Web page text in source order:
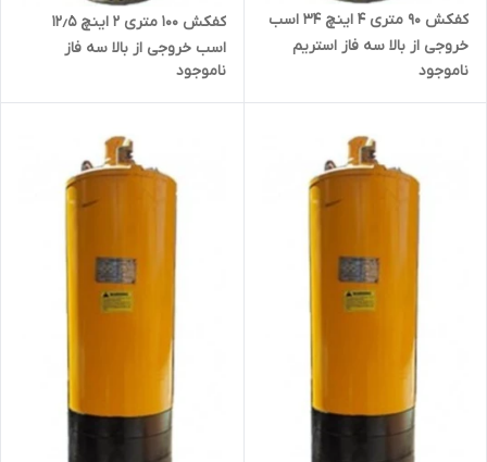
کفکش ۹۰ متری ۴ اینچ ۳۴ اسب
خروجی از بالا سه فاز استریم
QXN60-90.3-25 | پمپ ارتفاع بالا
ناموجود
کفکش ۱۰۰ متری ۲ اینچ ۱۲٫۵
اسب خروجی از بالا سه فاز
ارتفاع بالا
ناموجود